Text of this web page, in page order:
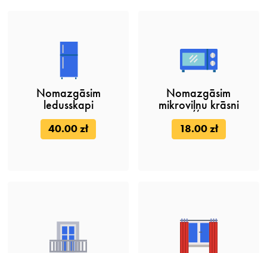
Nomazgāsim
ledusskapi
40.00 zł
Nomazgāsim
mikroviļņu krāsni
18.00 zł